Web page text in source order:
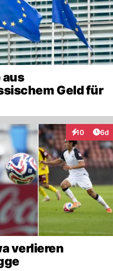
aus
Geld für
10
Interaktionen
6d
verlieren